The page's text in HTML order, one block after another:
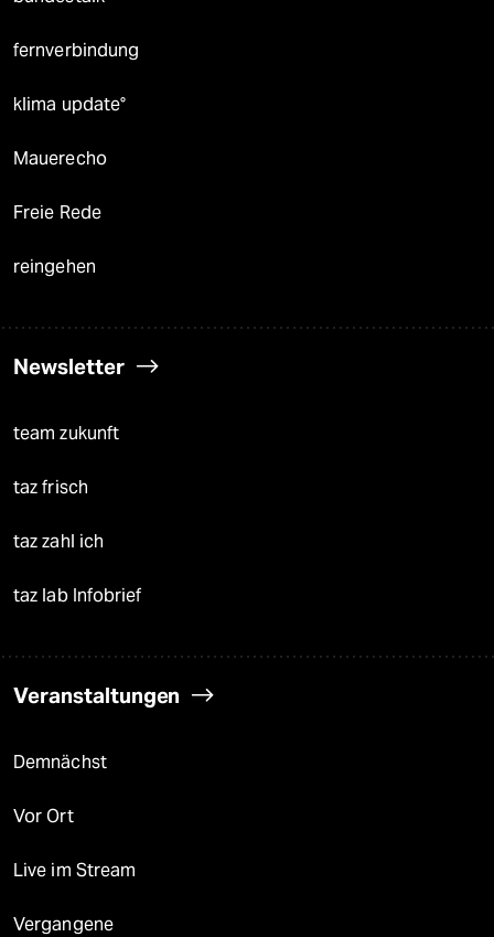
fernverbindung
klima update°
Mauerecho
Freie Rede
reingehen
Newsletter
team zukunft
taz frisch
taz zahl ich
taz lab Infobrief
Veranstaltungen
Demnächst
Vor Ort
Live im Stream
Vergangene